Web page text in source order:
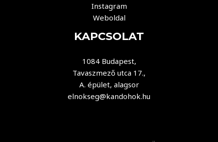
Instagram
Weboldal
KAPCSOLAT
1084 Budapest,
Tavaszmező utca 17.,
A. épület, alagsor
elnokseg@kandohok.hu